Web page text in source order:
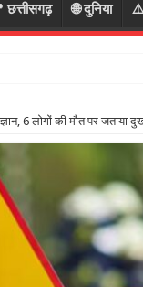
छत्तीसगढ़ 🌐 दुनिया ⚠️
की साजिश, पुलिस
6 लोगों की मौत पर जताया